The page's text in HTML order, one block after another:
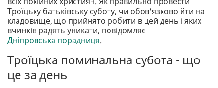
Троїцьку батьківську суботу, чи обов'язково йти на
кладовище, що прийнято робити в цей день і яких
вчинків радять уникати, повідомляє
Дніпровська порадниця.
Троїцька поминальна субота - що
це за день